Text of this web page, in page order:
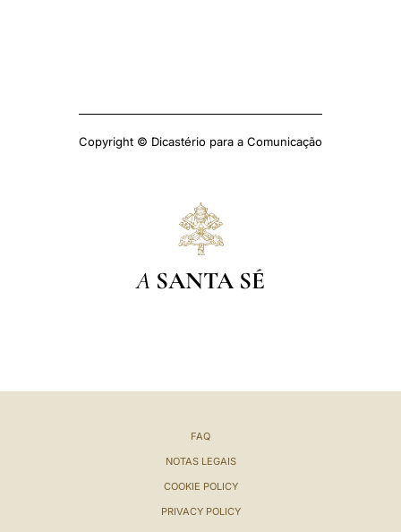
Copyright © Dicastério para a Comunicação
A SANTA SÉ
FAQ
NOTAS LEGAIS
COOKIE POLICY
PRIVACY POLICY